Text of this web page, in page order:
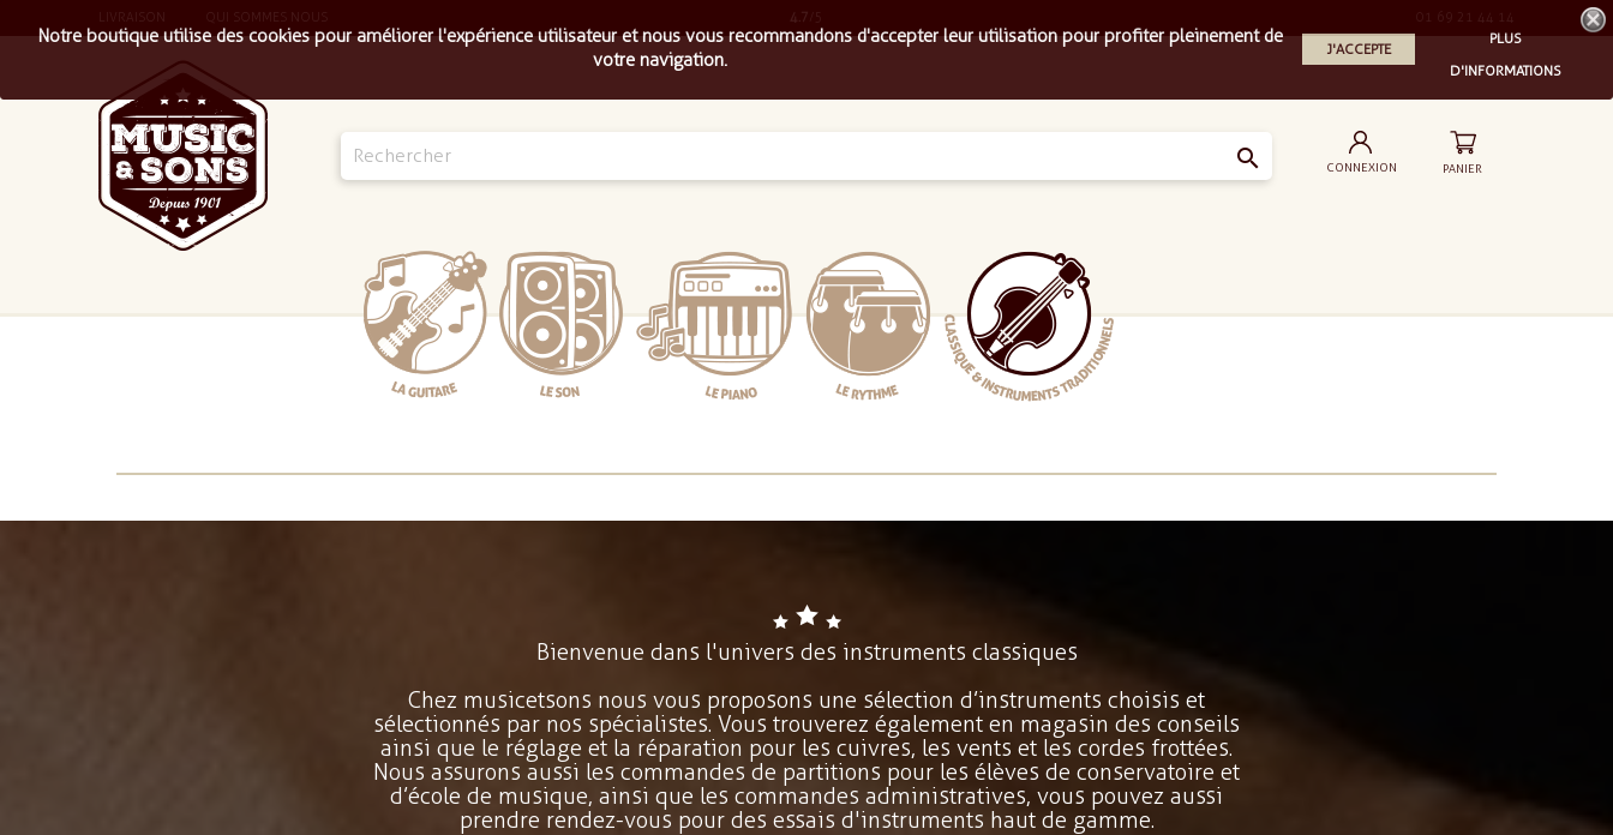
LIVRAISON QUI SOMMES NOUS 4.7 01 69 21 44 14
 CONNEXION PANIER
Notre boutique utilise des cookies pour améliorer l'expérience utilisateur et nous vous recommandons d'accepter leur utilisation pour profiter pleinement de
votre navigation.
J'ACCEPTE
PLUS
D'INFORMATIONS
Bienvenue dans l'univers des instruments classiques
Chez musicetsons nous vous proposons une sélection d’instruments choisis et
sélectionnés par nos spécialistes. Vous trouverez également en magasin des conseils
ainsi que le réglage et la réparation pour les cuivres, les vents et les cordes frottées.
Nous assurons aussi les commandes de partitions pour les élèves de conservatoire et
d’école de musique, ainsi que les commandes administratives, vous pouvez aussi
prendre rendez-vous pour des essais d'instruments haut de gamme.